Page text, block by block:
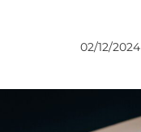
02/12/2024